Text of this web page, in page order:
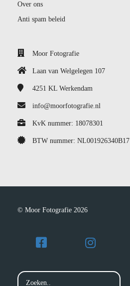
Over ons
Anti spam beleid
Moor Fotografie
Laan van Welgelegen 107
4251 KL Werkendam
info@moorfotografie.nl
KvK nummer: 18078301
BTW nummer: NL001926340B17
© Moor Fotografie 2026